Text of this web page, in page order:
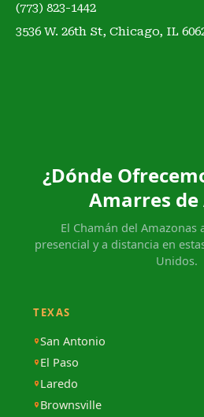
(773) 823-1442
3536 W. 26th St, Chicago, IL
¿Dónde
Amarres de
El Chamán del
presencial y a distancia en
Unidos.
TEXAS
San Antonio
El Paso
Laredo
Brownsville